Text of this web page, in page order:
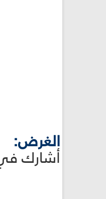
الغرض:
أشارك في